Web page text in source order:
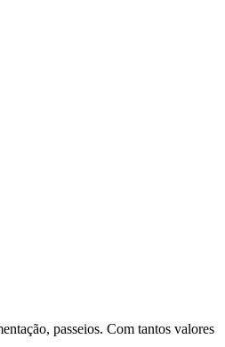
passeios. Com tantos valores